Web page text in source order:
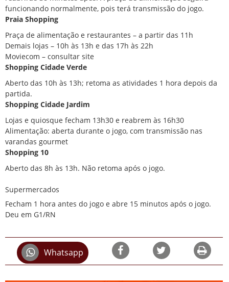
funcionando normalmente, pois terá transmissão do jogo.
Praia Shopping
Praça de alimentação e restaurantes – a partir das 11h
Demais lojas – 10h às 13h e das 17h às 22h
Moviecom – consultar site
Shopping Cidade Verde
Aberto das 10h às 13h; retoma as atividades 1 hora depois da
partida.
Shopping Cidade Jardim
Lojas e quiosque fecham 13h30 e reabrem às 16h30
Alimentação: aberta durante o jogo, com transmissão nas
varandas gourmet
Shopping 10
Aberto das 8h às 13h. Não retoma após o jogo.
Supermercados
Fecham 1 hora antes do jogo e abre 15 minutos após o jogo.
Deu em G1/RN
Whatsapp